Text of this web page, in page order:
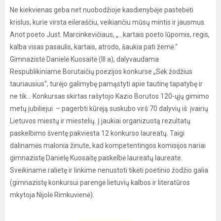
Ne kiekvienas geba net nuobodžioje kasdienybėje pastebėti
krislus, kurie virsta eilėraščiu, veikiančiu mūsų mintis ir jausmus.
Anot poeto Just. Marcinkevičiaus, „...kartais poeto lūpomis, regis,
kalba visas pasaulis, kartais, atrodo, šaukia pati žemė.“
Gimnazistė Danielė Kuosaitė (III a), dalyvaudama
Respublikiniame Borutaičių poezijos konkurse „Sėk žodžius
tauriausius“, turėjo galimybę pamąstyti apie tautinę tapatybę ir
ne tik... Konkursas skirtas rašytojo Kazio Borutos 120-ųjų gimimo
metų jubiliejui – pagerbti kūrėją suskubo virš 70 dalyvių iš įvairių
Lietuvos miestų ir miestelių. Į jaukiai organizuotą rezultatų
paskelbimo šventę pakviesta 12 konkurso laureatų. Taigi
dalinamės malonia žinute, kad kompetentingos komisijos nariai
gimnazistę Danielę Kuosaitę paskelbė laureatų laureate.
Sveikiname ralietę ir linkime nenustoti tikėti poetinio žodžio galia
(gimnazistę konkursui parengė lietuvių kalbos ir literatūros
mkytoja Nijolė Rimkuvienė).